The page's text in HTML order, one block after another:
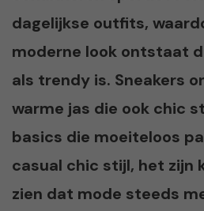
dagelijkse outfits,
moderne look ontstaat
als trendy is. Sneakers
warme jas die ook chic
basics die moeiteloos
casual chic stijl, het zijn
zien dat mode steeds